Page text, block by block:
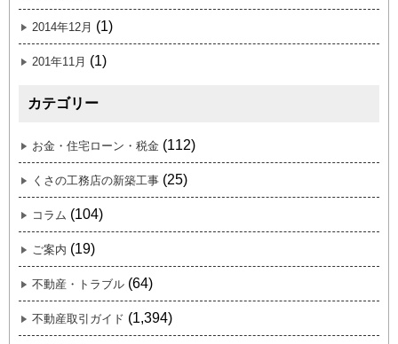
2014年12月 (1)
201年11月 (1)
カテゴリー
お金・住宅ローン・税金 (112)
くさの工務店の新築工事 (25)
コラム (104)
ご案内 (19)
不動産・トラブル (64)
不動産取引ガイド (1,394)